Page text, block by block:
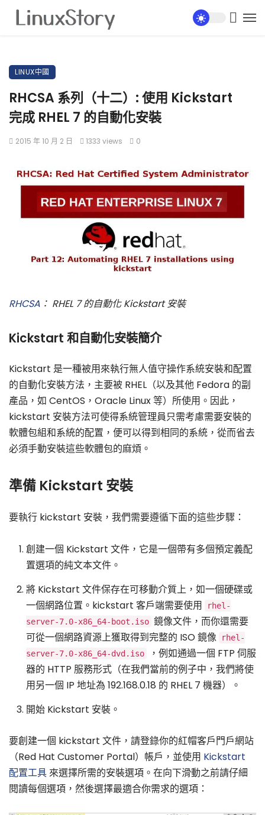
LINUX中國
RHCSA 系列（十二）: 使用 Kickstart
完成 RHEL 7 的自動化安裝
2015 年 10 月 2 日 1333 views 0
RHCSA ： RHEL 7 的自動化 Kickstart 安裝
Kickstart 和自動化安裝簡介
Kickstart 是一種被用來執行無人值守操作系統安裝和配置
的自動化安裝方法，主要被 RHEL（以及其他 Fedora 的副
產品，如 CentOS，Oracle Linux 等）所使用。因此，
kickstart 安裝方法可使得系統管理員只需考慮需要安裝的
軟體包組和系統的配置，便可以得到相同的系統，從而省去
必須手動安裝這些軟體包的麻煩。
準備 Kickstart 安裝
要執行 kickstart 安裝，我們需要遵循下面的這些步驟：
創建一個 Kickstart 文件，它是一個帶有多個預定義配
置選項的純文本文件。
將 Kickstart 文件保存在可移動介質上，如一個硬碟或
一個網路位置。kickstart 客戶端需要使用
rhel-
server-7.0-x86_64-boot.iso 鏡像文件，而你還需要
可從一個網路資源上獲取得到完整的 ISO 鏡像
rhel-
server-7.0-x86_64-dvd.iso
，例如通過一個 FTP 伺服
器的 HTTP 服務形式（在我們當前的例子中，我們將使
用另一個 IP 地址為 192.168.0.18 的 RHEL 7 機器）。
開始 Kickstart 安裝。
要創建一個 kickstart 文件，請登錄你的紅帽客戶門戶網站
（Red Hat Customer Portal）帳戶，並使用 Kickstart
配置工具來選擇所需的安裝選項。在向下滑動之前請仔細
閱讀每個選項，然後選擇最適合你需求的選項：